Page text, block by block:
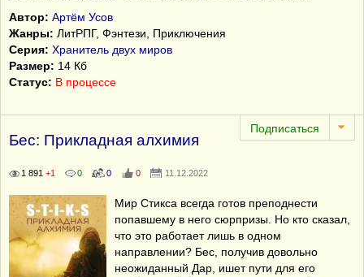
Автор: Артём Усов
Жанры: ЛитРПГ, Фэнтези, Приключения
Серия: Хранитель двух миров
Размер: 14 Кб
Статус: В процессе
Бес: Прикладная алхимия
1 891 +1 0 0 0 11.12.2022
Мир Стикса всегда готов преподнести
попавшему в него сюрпризы. Но кто сказал,
что это работает лишь в одном
направлении? Бес, получив довольно
неожиданный Дар, ишет пути для его